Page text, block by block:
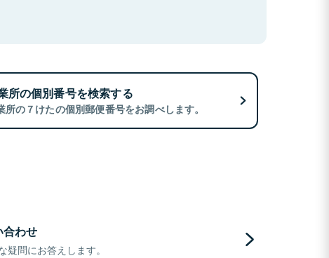
所の個別番号を検索する
所の７けたの個別郵便番号をお調べします。
合わせ
問にお答えします。